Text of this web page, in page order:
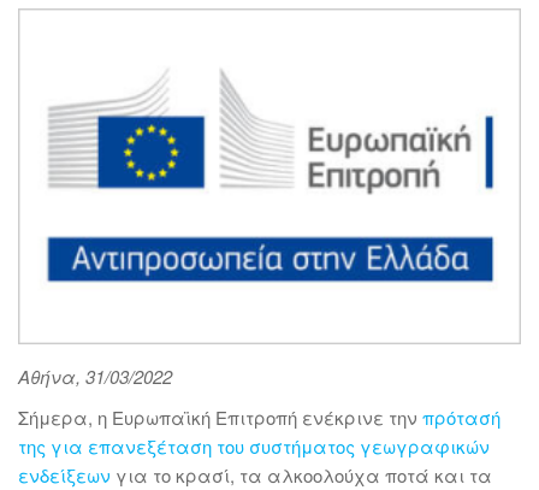
Αθήνα, 31/03/2022
Σήμερα, η Ευρωπαϊκή Επιτροπή ενέκρινε την πρότασή
της για επανεξέταση του συστήματος γεωγραφικών
ενδείξεων για το κρασί, τα αλκοολούχα ποτά και τα